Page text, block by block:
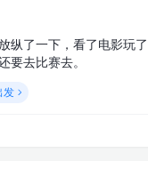
纵了一下，看了电影玩
要去比赛去。
发